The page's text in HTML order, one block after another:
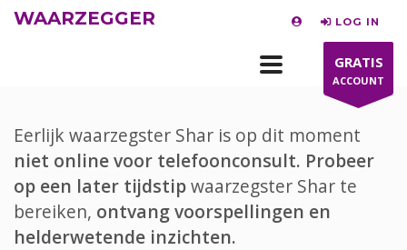
WAARZEGGER LOG IN
GRATIS
ACCOUNT
Eerlijk waarzegster Shar is op dit moment
niet online voor telefoonconsult. Probeer
op een later tijdstipwaarzegster Shar te
bereiken, ontvang voorspellingen en
helderwetende inzichten.